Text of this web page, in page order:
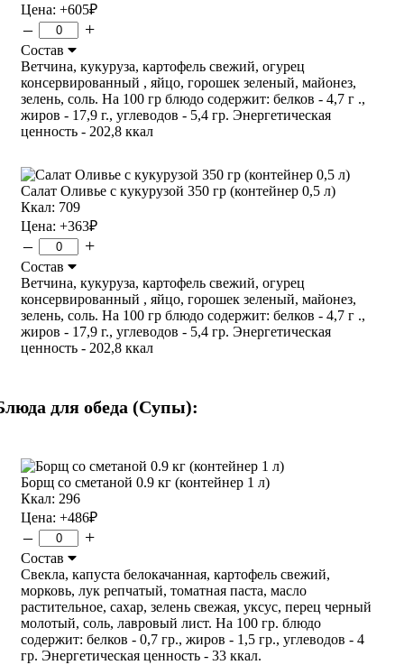
Цена: +605₽
– +
Состав
Ветчина, кукуруза, картофель свежий, огурец
консервированный , яйцо, горошек зеленый, майонез,
зелень, соль. На 100 гр блюдо содержит: белков - 4,7 г .,
жиров - 17,9 г., углеводов - 5,4 гр. Энергетическая
ценность - 202,8 ккал
Салат Оливье с кукурузой 350 гр (контейнер 0,5 л)
Ккал: 709
Цена: +363₽
– +
Состав
Ветчина, кукуруза, картофель свежий, огурец
консервированный , яйцо, горошек зеленый, майонез,
зелень, соль. На 100 гр блюдо содержит: белков - 4,7 г .,
жиров - 17,9 г., углеводов - 5,4 гр. Энергетическая
ценность - 202,8 ккал
для обеда (Супы):
Борщ со сметаной 0.9 кг (контейнер 1 л)
Ккал: 296
Цена: +486₽
– +
Состав
Свекла, капуста белокачанная, картофель свежий,
морковь, лук репчатый, томатная паста, масло
растительное, сахар, зелень свежая, уксус, перец черный
молотый, соль, лавровый лист. На 100 гр. блюдо
содержит: белков - 0,7 гр., жиров - 1,5 гр., углеводов - 4
гр. Энергетическая ценность - 33 ккал.